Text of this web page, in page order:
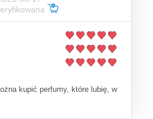
kupić perfumy, które lubię, w